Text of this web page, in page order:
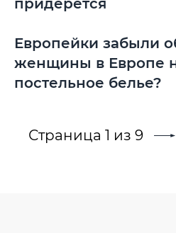
придерется
Европейки забыли
женщины в Европе
постельное белье?
Страница 1 из 9